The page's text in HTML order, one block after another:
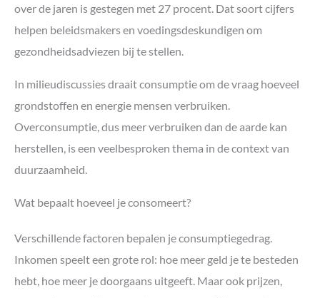
over de jaren is gestegen met 27 procent. Dat soort cijfers
helpen beleidsmakers en voedingsdeskundigen om
gezondheidsadviezen bij te stellen.
In milieudiscussies draait consumptie om de vraag hoeveel
grondstoffen en energie mensen verbruiken.
Overconsumptie, dus meer verbruiken dan de aarde kan
herstellen, is een veelbesproken thema in de context van
duurzaamheid.
Wat bepaalt hoeveel je consomeert?
Verschillende factoren bepalen je consumptiegedrag.
Inkomen speelt een grote rol: hoe meer geld je te besteden
hebt, hoe meer je doorgaans uitgeeft. Maar ook prijzen,